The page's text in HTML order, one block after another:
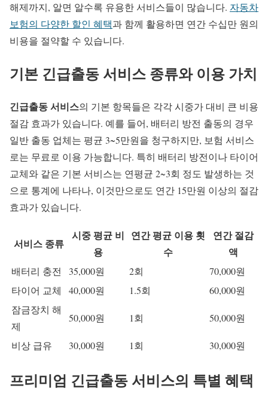
해제까지, 알면 알수록 유용한 서비스들이 많습니다. 자동차
보험의 다양한 할인 혜택과 함께 활용하면 연간 수십만 원의
비용을 절약할 수 있습니다.
기본 긴급출동 서비스 종류와 이용 가치
긴급출동 서비스의 기본 항목들은 각각 시중가 대비 큰 비용
절감 효과가 있습니다. 예를 들어, 배터리 방전 출동의 경우
일반 출동 업체는 평균 3~5만원을 청구하지만, 보험 서비스
로는 무료로 이용 가능합니다. 특히 배터리 방전이나 타이어
교체와 같은 기본 서비스는 연평균 2~3회 정도 발생하는 것
으로 통계에 나타나, 이것만으로도 연간 15만원 이상의 절감
효과가 있습니다.
서비스 종류
시중 평균 비
용
연간 평균 이용 횟
수
연간 절감
액
배터리 충전 35,000원 2회
70,000원
타이어 교체
40,000원 1.5회
60,000원
잠금장치 해
제
50,000원 1회 50,000원
비상 급유 30,000원 1회 30,000원
프리미엄 긴급출동 서비스의 특별 혜택